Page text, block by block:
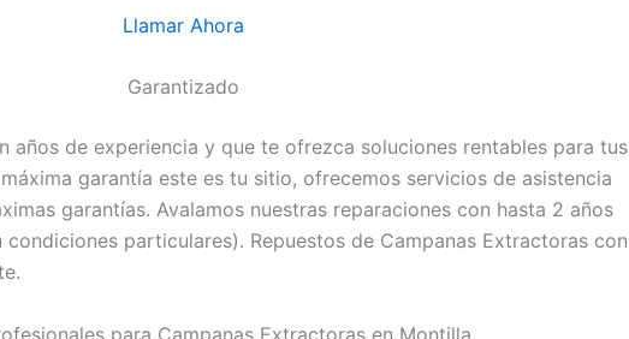
Llamar Ahora
Garantizado
años de experiencia y que te ofrezca soluciones rentables para tus
garantía este es tu sitio, ofrecemos servicios de asistencia
garantías. Avalamos nuestras reparaciones con hasta 2 años
particulares). Repuestos de Campanas Extractoras con
para Campanas Extractoras en Montilla